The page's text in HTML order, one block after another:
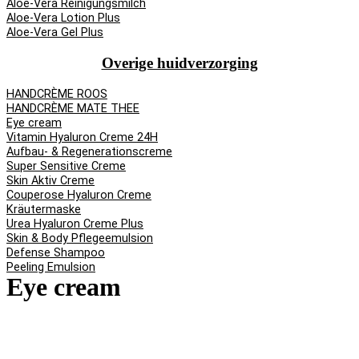
Aloe-Vera Reinigungsmilch
Aloe-Vera Lotion Plus
Aloe-Vera Gel Plus
Overige huidverzorging
HANDCRÈME ROOS
HANDCRÈME MATE THEE
Eye cream
Vitamin Hyaluron Creme 24H
Aufbau- & Regenerationscreme
Super Sensitive Creme
Skin Aktiv Creme
Couperose Hyaluron Creme
Kräutermaske
Urea Hyaluron Creme Plus
Skin & Body Pflegeemulsion
Defense Shampoo
Peeling Emulsion
Eye cream